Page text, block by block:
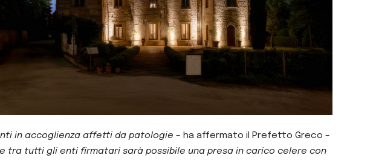
in accoglienza affetti da patologie – ha affermato il Prefetto Greco –
tra tutti gli enti firmatari sarà possibile una presa in carico celere con